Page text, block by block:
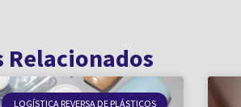
Relacionados
LOGÍSTICA REVERSA DE PLÁSTICOS